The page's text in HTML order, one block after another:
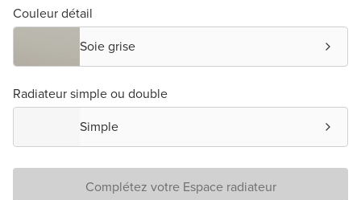
Couleur détail
Soie grise
Radiateur simple ou double
Simple
Complétez votre Espace radiateur